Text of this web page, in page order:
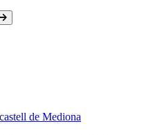
de Mediona